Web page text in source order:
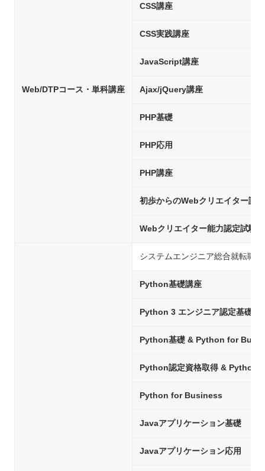
Web/DTPコース・単科講座
CSS講座
CSS実践講座
JavaScript講座
Ajax/jQuery講座
PHP基礎
PHP応用
PHP講座
初歩からのWebクリエイター試
Webクリエイター能力認定試験
システムエンジニア総合就転職
Python基礎講座
Python 3 エンジニア認定基礎試
Python基礎 & Python for
Python認定資格取得 & Python
Python for Business
Javaアプリケーション基礎
Javaアプリケーション応用